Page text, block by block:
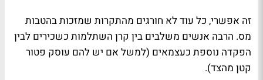
זה אפשרי, כל עוד לא חורגים מהתקרות שמזכות בהטבות
מס. הרבה אנשים משלבים בין קרן השתלמות כשכירים לבין
הפקדה נוספת כעצמאים (למשל אם יש להם עוסק פטור
קטן מהצד).